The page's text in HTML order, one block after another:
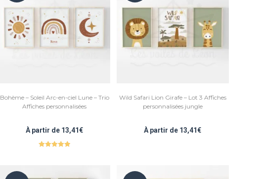
Bohème – Soleil Arc-en-ciel Lune – Trio
Affiches personnalisées
À partir de 13,41€
Wild Safari Lion Girafe – Lot 3 Affiches
personnalisées jungle
À partir de 13,41€